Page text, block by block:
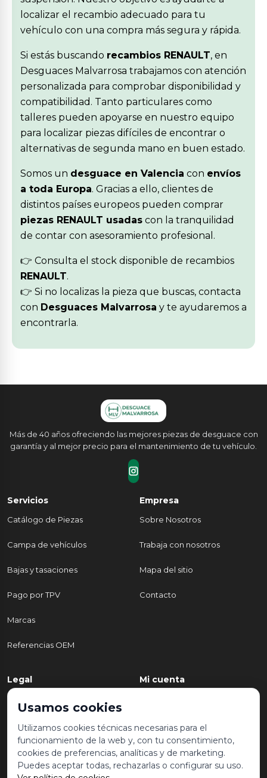
localizar el recambio adecuado para tu
vehículo con una compra más segura y rápida.
Si estás buscando recambios RENAULT, en
Desguaces Malvarrosa trabajamos con atención
personalizada para comprobar disponibilidad y
compatibilidad. Tanto particulares como
talleres pueden apoyarse en nuestro equipo
para localizar piezas difíciles de encontrar o
alternativas de segunda mano en buen estado.
Somos un desguace en Valencia con envíos
a toda Europa. Gracias a ello, clientes de
distintos países europeos pueden comprar
piezas RENAULT usadas con la tranquilidad
de contar con asesoramiento profesional.
👉 Consulta el stock disponible de recambios
RENAULT.
👉 Si no localizas la pieza que buscas, contacta
con Desguaces Malvarrosa y te ayudaremos a
encontrarla.
Más de 40 años ofreciendo las mejores piezas de desguace con
garantía y al mejor precio para el mantenimiento de tu vehículo.
Servicios
Catálogo de Piezas
Campa de vehículos
Bajas y tasaciones
Pago por TPV
Marcas
Referencias OEM
Empresa
Sobre Nosotros
Trabaja con nosotros
Mapa del sitio
Contacto
Legal
Política de Privacidad
Aviso legal y condiciones de
uso
Política de Cookies
Mi cuenta
Mis pedidos
Lista de deseos
Usamos cookies
Utilizamos cookies técnicas necesarias para el
funcionamiento de la web y, con tu consentimiento,
cookies de preferencias, analíticas y de marketing.
Puedes aceptar todas, rechazarlas o configurar su uso.